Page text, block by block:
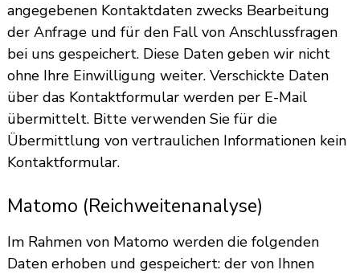
angegebenen Kontaktdaten zwecks Bearbeitung
der Anfrage und für den Fall von Anschlussfragen
bei uns gespeichert. Diese Daten geben wir nicht
ohne Ihre Einwilligung weiter. Verschickte Daten
über das Kontaktformular werden per E-Mail
übermittelt. Bitte verwenden Sie für die
Übermittlung von vertraulichen Informationen kein
Kontaktformular.
Matomo (Reichweitenanalyse)
Im Rahmen von Matomo werden die folgenden
Daten erhoben und gespeichert: der von Ihnen